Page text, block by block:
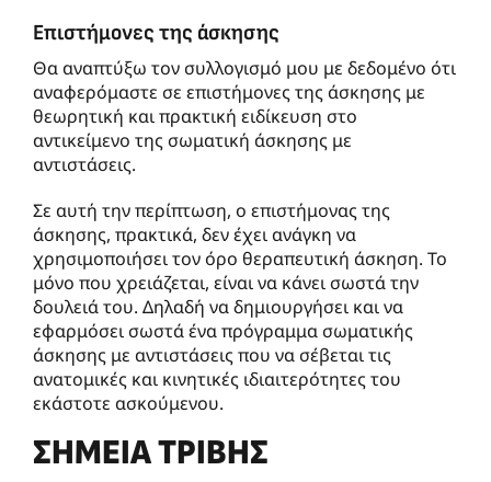
Επιστήμονες της άσκησης
Θα αναπτύξω τον συλλογισμό μου με δεδομένο ότι
αναφερόμαστε σε επιστήμονες της άσκησης με
θεωρητική και πρακτική ειδίκευση στο
αντικείμενο της σωματική άσκησης με
αντιστάσεις.
Σε αυτή την περίπτωση, ο επιστήμονας της
άσκησης, πρακτικά, δεν έχει ανάγκη να
χρησιμοποιήσει τον όρο θεραπευτική άσκηση. Το
μόνο που χρειάζεται, είναι να κάνει σωστά την
δουλειά του. Δηλαδή να δημιουργήσει και να
εφαρμόσει σωστά ένα πρόγραμμα σωματικής
άσκησης με αντιστάσεις που να σέβεται τις
ανατομικές και κινητικές ιδιαιτερότητες του
εκάστοτε ασκούμενου.
ΣΗΜΕΊΑ ΤΡΙΒΉΣ